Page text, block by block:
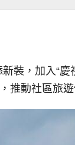
裝，加入“慶
推動社區旅遊